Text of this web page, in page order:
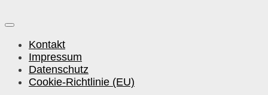
Kontakt
Impressum
Datenschutz
Cookie-Richtlinie (EU)